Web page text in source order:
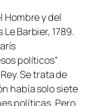
Hombre y del
Barbier, 1789.
políticos”
Se trata de
había solo siete
políticas. Pero